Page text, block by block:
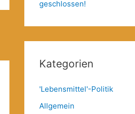
geschlossen!
Kategorien
'Lebensmittel'-Politik
Allgemein